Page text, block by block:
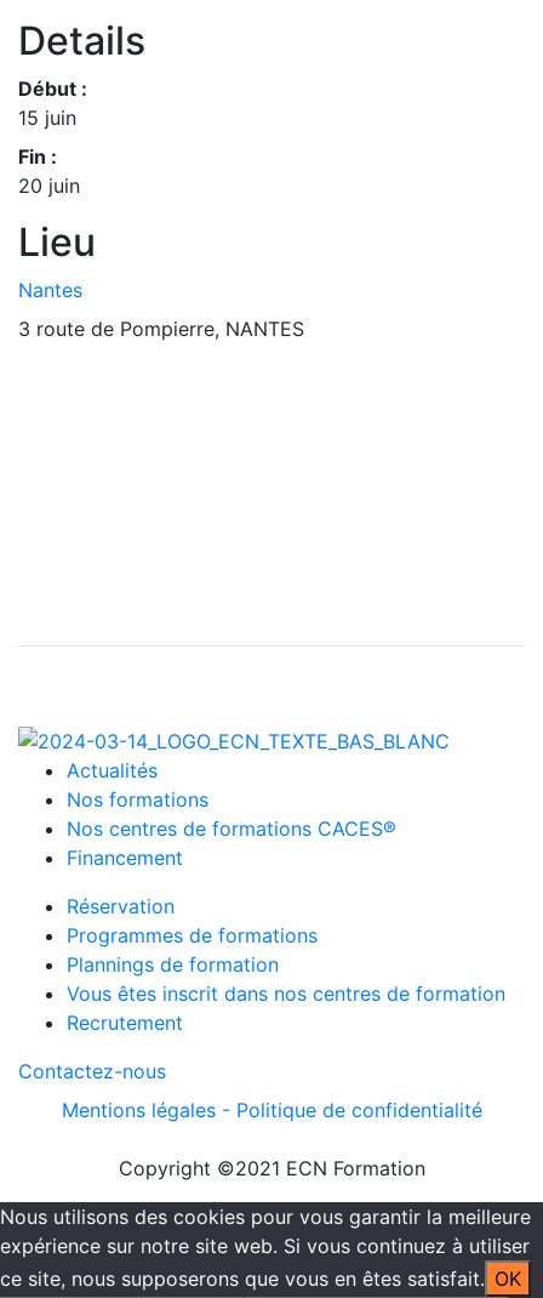
Details
Début :
15 juin
Fin :
20 juin
Lieu
Nantes
3 route de Pompierre, NANTES
Actualités
Nos formations
Nos centres de formations CACES®
Financement
Réservation
Programmes de formations
Plannings de formation
Vous êtes inscrit dans nos centres de formation
Recrutement
Contactez-nous
Mentions légales - Politique de confidentialité
Copyright ©2021 ECN Formation
Nous utilisons des cookies pour vous garantir la meilleure
expérience sur notre site web. Si vous continuez à utiliser
ce site, nous supposerons que vous en êtes satisfait. OK